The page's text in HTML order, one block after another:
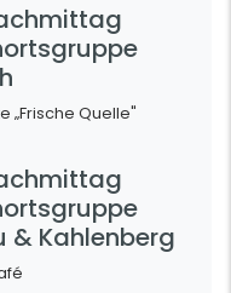
„Frische Quelle"
& Kahlenberg